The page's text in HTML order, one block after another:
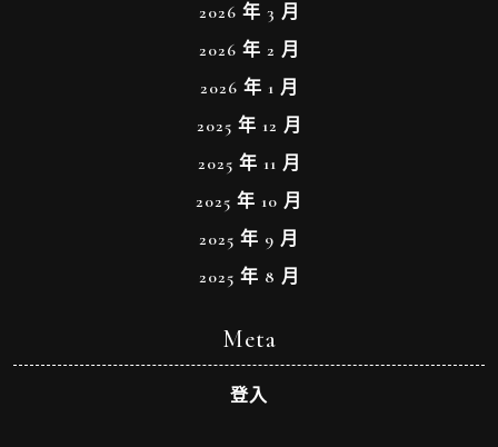
2026 年 3 月
2026 年 2 月
2026 年 1 月
2025 年 12 月
2025 年 11 月
2025 年 10 月
2025 年 9 月
2025 年 8 月
Meta
登入